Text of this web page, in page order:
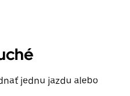
jednu jazdu alebo